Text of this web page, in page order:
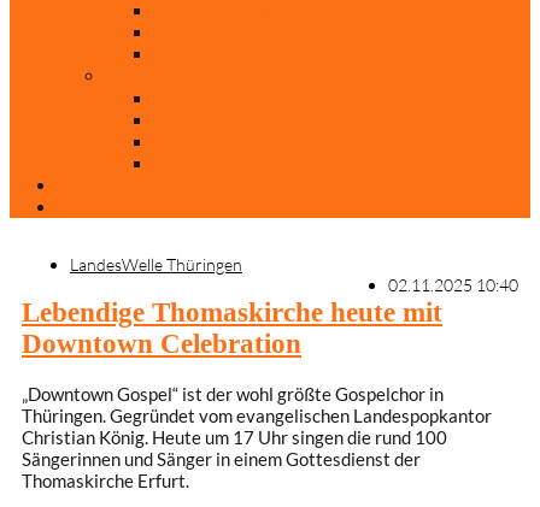
LandesWelle Thüringen
02.11.2025 10:40
Lebendige Thomaskirche heute mit
Downtown Celebration
„Downtown Gospel“ ist der wohl größte Gospelchor in
Thüringen. Gegründet vom evangelischen Landespopkantor
Christian König. Heute um 17 Uhr singen die rund 100
Sängerinnen und Sänger in einem Gottesdienst der
Thomaskirche Erfurt.